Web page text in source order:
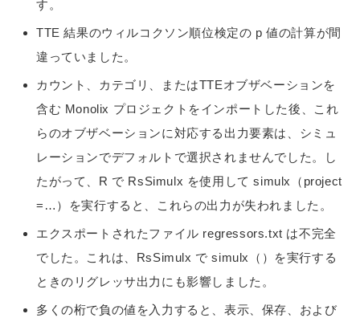
す。
TTE 結果のウィルコクソン順位検定の p 値の計算が間
違っていました。
カウント、カテゴリ、またはTTEオブザベーションを
含む Monolix プロジェクトをインポートした後、これ
らのオブザベーションに対応する出力要素は、シミュ
レーションでデフォルトで選択されませんでした。し
たがって、R で RsSimulx を使用して simulx（project
=…）を実行すると、これらの出力が失われました。
エクスポートされたファイル regressors.txt は不完全
でした。これは、RsSimulx で simulx（）を実行する
ときのリグレッサ出力にも影響しました。
多くの桁で負の値を入力すると、表示、保存、および